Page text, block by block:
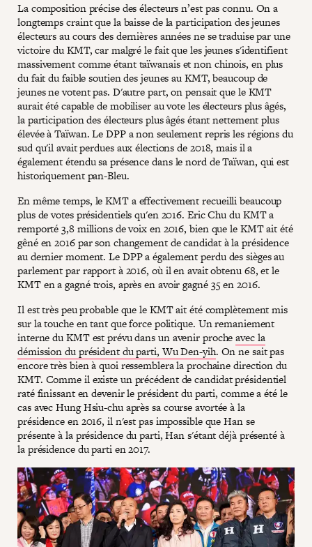
La composition précise des électeurs n’est pas connu. On a
longtemps craint que la baisse de la participation des jeunes
électeurs au cours des dernières années ne se traduise par une
victoire du KMT, car malgré le fait que les jeunes s'identifient
massivement comme étant taïwanais et non chinois, en plus
du fait du faible soutien des jeunes au KMT, beaucoup de
jeunes ne votent pas. D'autre part, on pensait que le KMT
aurait été capable de mobiliser au vote les électeurs plus âgés,
la participation des électeurs plus âgés étant nettement plus
élevée à Taïwan. Le DPP a non seulement repris les régions du
sud qu'il avait perdues aux élections de 2018, mais il a
également étendu sa présence dans le nord de Taïwan, qui est
historiquement pan-Bleu.
En même temps, le KMT a effectivement recueilli beaucoup
plus de votes présidentiels qu'en 2016. Eric Chu du KMT a
remporté 3,8 millions de voix en 2016, bien que le KMT ait été
gêné en 2016 par son changement de candidat à la présidence
au dernier moment. Le DPP a également perdu des sièges au
parlement par rapport à 2016, où il en avait obtenu 68, et le
KMT en a gagné trois, après en avoir gagné 35 en 2016.
Il est très peu probable que le KMT ait été complètement mis
sur la touche en tant que force politique. Un remaniement
interne du KMT est prévu dans un avenir procheavec la
démission du président du parti, Wu Den-yih. On ne sait pas
encore très bien à quoi ressemblera la prochaine direction du
KMT. Comme il existe un précédent de candidat présidentiel
raté finissant en devenir le président du parti, comme a été le
cas avec Hung Hsiu-chu après sa course avortée à la
présidence en 2016, il n'est pas impossible que Han se
présente à la présidence du parti, Han s'étant déjà présenté à
la présidence du parti en 2017.